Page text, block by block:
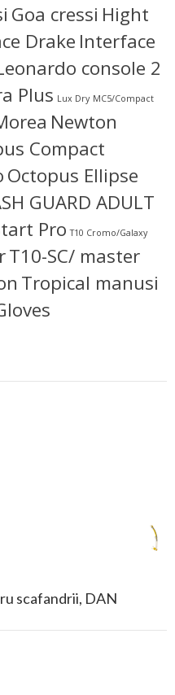
Goa cressi Hight
Drake Interface
console 2
Plus Lux Dry MC5/Compact
Newton
Compact
Octopus Ellipse
GUARD ADULT
Pro T10 Cromo/Galaxy
T10-SC/ master
Tropical manusi
scafandrii, DAN